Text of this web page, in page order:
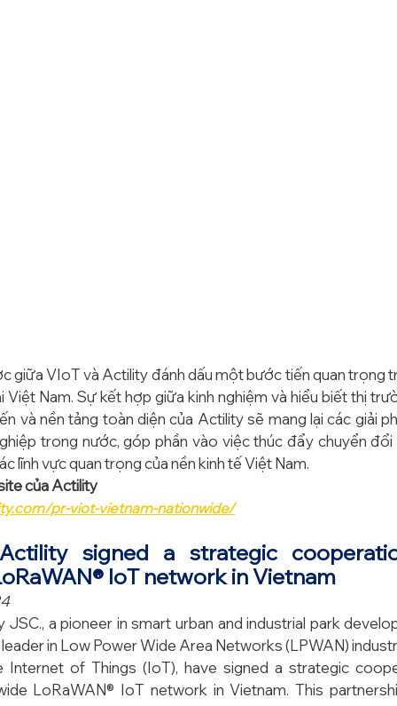
giữa VIoT và Actility đánh dấu một bước tiến quan trọng
Việt Nam. Sự kết hợp giữa kinh nghiệm và hiểu biết thị
và nền tảng toàn diện của Actility sẽ mang lại các giải
trong nước, góp phần vào việc thúc đẩy chuyển
lĩnh vực quan trọng của nền kinh tế Việt Nam.
của Actility
pr-viot-vietnam-nationwide/
signed a strategic
IoT network in Vietnam
JSC., a pioneer in smart urban and industrial park
in Low Power Wide Area Networks (LPWAN)
Internet of Things (IoT), have signed a strategic
LoRaWAN® IoT network in Vietnam. This